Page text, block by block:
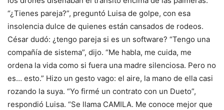
“¿Tienes pareja?”, preguntó Luisa de golpe, con esa
insolencia dulce de quienes están cansados de rodeos.
César dudó: ¿tengo pareja si es un software? “Tengo una
compañía de sistema”, dijo. “Me habla, me cuida, me
ordena la vida como si fuera una madre silenciosa. Pero no
es… esto.” Hizo un gesto vago: el aire, la mano de ella casi
rozando la suya. “Yo firmé un contrato con un Dueto”,
respondió Luisa. “Se llama CAMILA. Me conoce mejor que